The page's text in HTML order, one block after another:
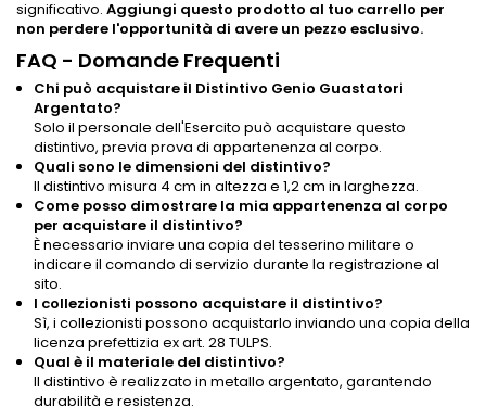
significativo. Aggiungi questo prodotto al tuo carrello per
non perdere l'opportunità di avere un pezzo esclusivo.
FAQ - Domande Frequenti
Chi può acquistare il Distintivo Genio Guastatori
Argentato?
Solo il personale dell'Esercito può acquistare questo
distintivo, previa prova di appartenenza al corpo.
Quali sono le dimensioni del distintivo?
Il distintivo misura 4 cm in altezza e 1,2 cm in larghezza.
Come posso dimostrare la mia appartenenza al corpo
per acquistare il distintivo?
È necessario inviare una copia del tesserino militare o
indicare il comando di servizio durante la registrazione al
sito.
I collezionisti possono acquistare il distintivo?
Sì, i collezionisti possono acquistarlo inviando una copia della
licenza prefettizia ex art. 28 TULPS.
Qual è il materiale del distintivo?
Il distintivo è realizzato in metallo argentato, garantendo
durabilità e resistenza.